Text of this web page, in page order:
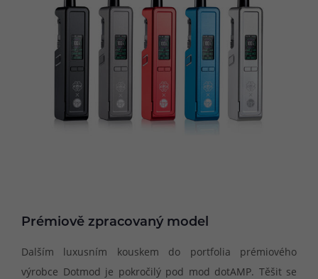
Prémiově zpracovaný model
Dalším luxusním kouskem do portfolia prémiového
výrobce Dotmod je pokročilý pod mod dotAMP. Těšit se